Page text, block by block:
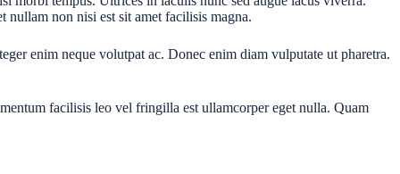
nullam non nisi est sit amet facilisis magna.
enim neque volutpat ac. Donec enim diam vulputate ut pharetra.
facilisis leo vel fringilla est ullamcorper eget nulla. Quam